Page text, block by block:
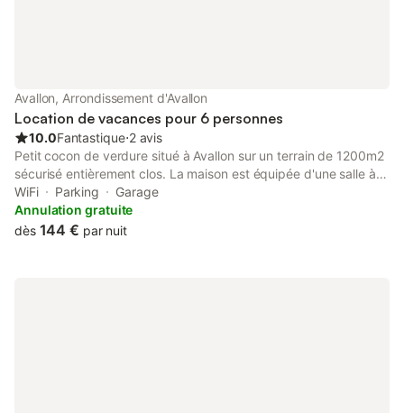
Avallon, Arrondissement d'Avallon
Location de vacances pour 6 personnes
10.0Fantastique⋅2 avis
Petit cocon de verdure situé à Avallon sur un terrain de 1200m2
sécurisé entièrement clos. La maison est équipée d'une salle à
manger/séjour climatisé, cuisine aménagée, 3 chambres dont
une modulable chambre enfants ou bureau avec espace
lecture, une salle d'eau avec douche italienne, garage fermé et
WiFi Parking
Garage
Annulation gratuite
dès 144 € par nuit